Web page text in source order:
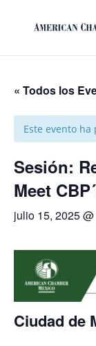
« Todos los
Este evento ha
Sesión:
Meet
julio 15, 2025
Ciudad de